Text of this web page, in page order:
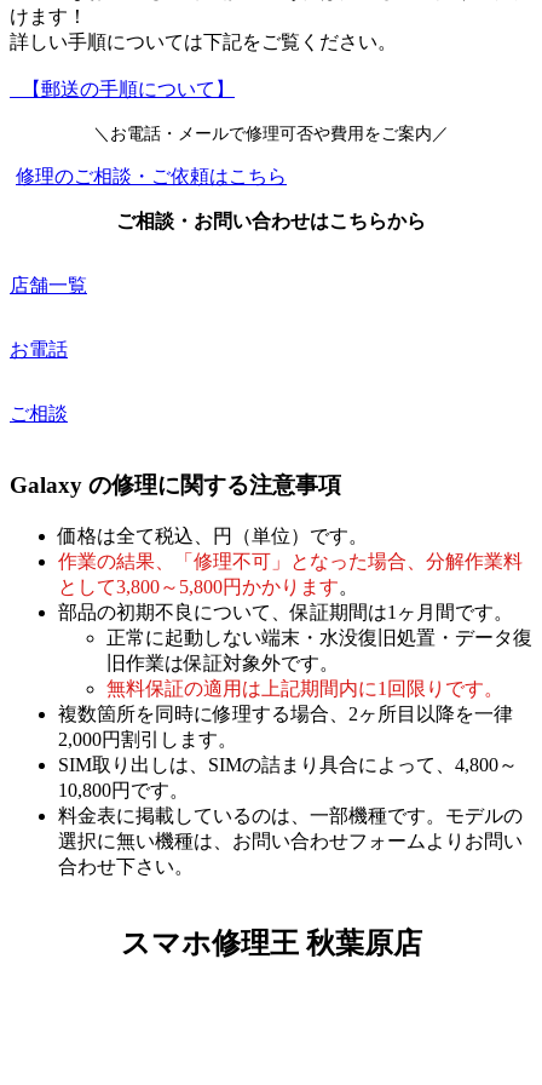
けます！
詳しい手順については下記をご覧ください。
【郵送の手順について】
＼お電話・メールで修理可否や費用をご案内／
修理のご相談・ご依頼はこちら
ご相談・お問い合わせはこちらから
店舗一覧
お電話
ご相談
Galaxy の修理に関する注意事項
価格は全て税込、円（単位）です。
作業の結果、「修理不可」となった場合、分解作業料
として3,800～5,800円かかります。
部品の初期不良について、保証期間は1ヶ月間です。
正常に起動しない端末・水没復旧処置・データ復
旧作業は保証対象外です。
無料保証の適用は上記期間内に1回限りです。
複数箇所を同時に修理する場合、2ヶ所目以降を一律
2,000円割引します。
SIM取り出しは、SIMの詰まり具合によって、4,800～
10,800円です。
料金表に掲載しているのは、一部機種です。モデルの
選択に無い機種は、お問い合わせフォームよりお問い
合わせ下さい。
スマホ修理王 秋葉原店